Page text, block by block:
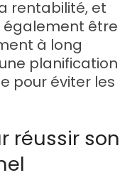
rentabilité, et
également être
à long
planification
pour éviter les
réussir son